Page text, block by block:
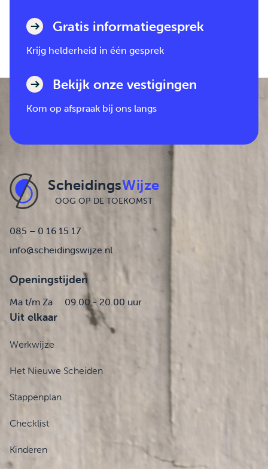
Gratis informatiegesprek
Krijg helderheid in één gesprek
Bekijk onze vestigingen
Kom op afspraak bij ons langs
ScheidingsWijze
OOG OP DE TOEKOMST
085 – 0 16 15 17
info@scheidingswijze.nl
Openingstijden
Ma t/m Za 09.00 - 20.00 uur
Uit elkaar
Werkwijze
Het Nieuwe Scheiden
Stappenplan
Checklist
Kinderen